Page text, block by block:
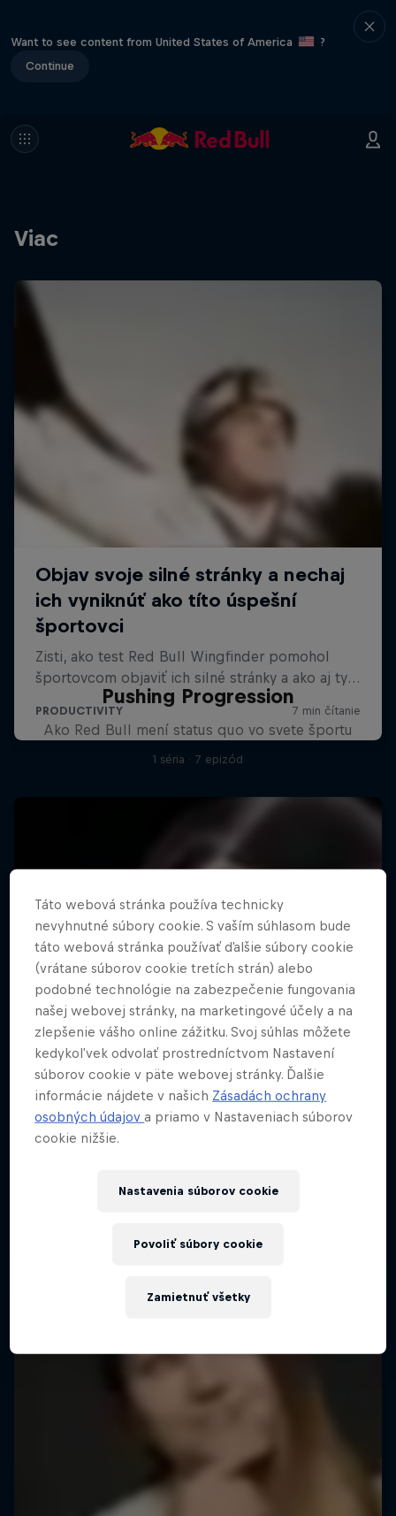
Want to see content from United States of America
?
Continue
Viac
Pushing Progression
Ako Red Bull mení status quo vo svete športu
1 séria · 7 epizód
Táto webová stránka používa technicky
nevyhnutné súbory cookie. S vaším súhlasom bude
táto webová stránka používať ďalšie súbory cookie
(vrátane súborov cookie tretích strán) alebo
podobné technológie na zabezpečenie fungovania
našej webovej stránky, na marketingové účely a na
zlepšenie vášho online zážitku. Svoj súhlas môžete
kedykoľvek odvolať prostredníctvom Nastavení
súborov cookie v päte webovej stránky. Ďalšie
informácie nájdete v našich Zásadách ochrany
osobných údajova priamo v Nastaveniach súborov
cookie nižšie.
Nastavenia súborov cookie
Zamietnuť všetky
Povoliť súbory cookie